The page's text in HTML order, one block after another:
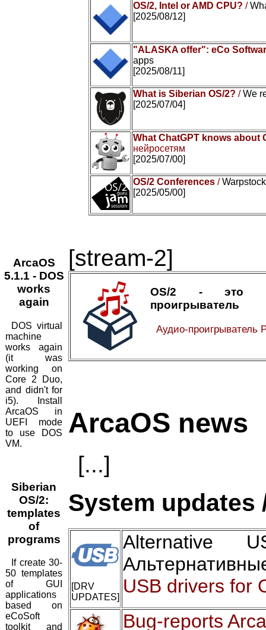
OS/2, Intel or AMD CPU? /
[2025/08/12]
"ALASKA offer": eCo
apps
[2025/08/11]
What is Siberian OS/2? /We
[2025/07/04]
What ChatGPT knows about
нейросетям
[2025/07/00]
OS/2 Conferences /
[2025/05/00]
ArcaOS
5.1.1 - DOS
works
again
DOS virtual
machine
works again
(it was
working on
Core 2 Duo,
and didn't for
i5). Install
ArcaOS in
UEFI mode
to use DOS
VM.
Siberian
OS/2:
templates
of
programs
If create 30-
50 templates
of GUI
applications
based on
eCoSoft
toolkit and
[stream-2]
OS/2 - это
проигрыватель
Аудио-проигрыватель
ArcaOS news
[...]
System updates
[DRV
UPDATES]
Alternative
USB drivers for
Bug-reports